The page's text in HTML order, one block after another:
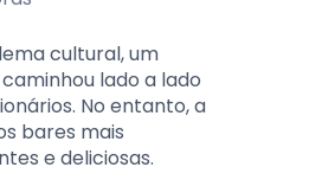
cultural, um
lado a lado
No entanto, a
bares mais
e deliciosas.